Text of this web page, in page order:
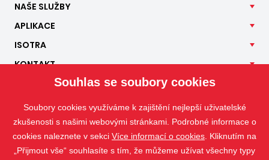
NAŠE SLUŽBY
APLIKACE
ISOTRA
KONTAKT
Souhlas se soubory cookies
Soubory cookies využíváme k zajištění nejlepší uživatelské
zkušenosti s našimi webovými stránkami. Podrobné informace o
cookies naleznete v sekci Více informací o cookies . Kliknutím na
„Přijmout vše“ souhlasíte s tím, že můžeme užívat všechny typy